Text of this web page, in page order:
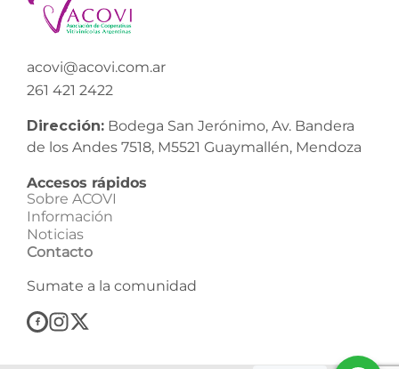
acovi@acovi.com.ar
261 421 2422
Dirección: Bodega San Jerónimo, Av. Bandera
de los Andes 7518, M5521 Guaymallén, Mendoza
Accesos rápidos
Sobre ACOVI
Información
Noticias
Contacto
Sumate a la comunidad